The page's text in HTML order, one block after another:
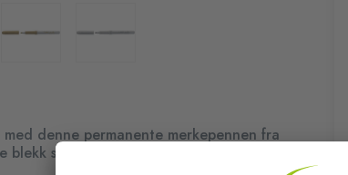
denne permanente merkepennen fra
som kan brukes på en rekke